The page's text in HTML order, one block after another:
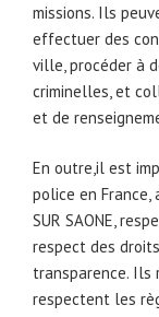
missions. Ils
effectuer des
ville, procéder à
criminelles, et
et de
En outre,il est
police en France,
SUR SAONE,
respect des
transparence. Ils
respectent les